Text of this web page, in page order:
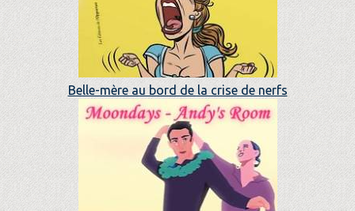
Belle-mère au bord de la crise de nerfs